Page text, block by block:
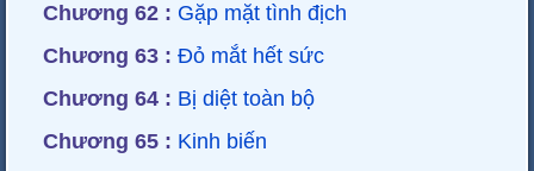
Chương 62 : Gặp mặt tình địch
Chương 63 : Đỏ mắt hết sức
Chương 64 : Bị diệt toàn bộ
Chương 65 : Kinh biến